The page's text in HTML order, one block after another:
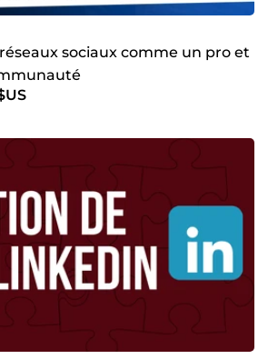
sociaux comme un pro et